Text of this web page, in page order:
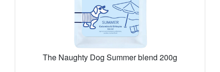
The Naughty Dog Summer blend 200g